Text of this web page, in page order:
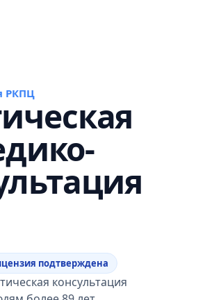
РКПЦ
подтверждена
консультация